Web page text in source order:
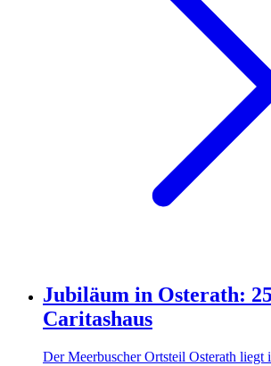
Jubiläum in Osterath:
Caritashaus
Der Meerbuscher Ortsteil Osterath liegt